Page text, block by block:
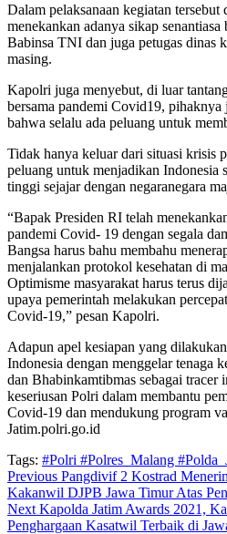
Dalam pelaksanaan kegiatan
menekankan adanya sikap
Babinsa TNI dan juga petugas dinas
masing.
Kapolri juga menyebut, di luar
bersama pandemi Covid19, pihaknya
bahwa selalu ada peluang untuk
Tidak hanya keluar dari situasi krisis
peluang untuk menjadikan Indonesia
tinggi sejajar dengan negaranegara
“Bapak Presiden RI telah
pandemi Covid- 19 dengan segala
Bangsa harus bahu membahu
menjalankan protokol kesehatan di
Optimisme masyarakat harus terus
upaya pemerintah melakukan
Covid-19,” pesan Kapolri.
Adapun apel kesiapan yang
Indonesia dengan menggelar tenaga
dan Bhabinkamtibmas sebagai tracer
keseriusan Polri dalam membantu
Covid-19 dan mendukung program
Jatim.polri.go.id
Tags: #Polri #Polres_Malang
Continue
Reading
Previous Pangdivif 2 Kostrad
Kakanwil DJPB Jawa Timur Atas
Next Kapolda Jatim Awards 2021,
Penghargaan Kasatwil Terbaik di